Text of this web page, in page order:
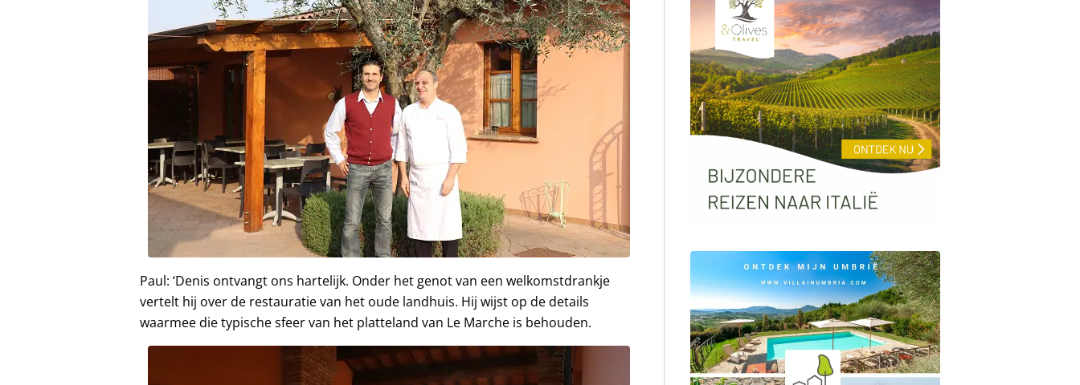
Paul: ‘Denis ontvangt ons hartelijk. Onder het genot van een welkomstdrankje
vertelt hij over de restauratie van het oude landhuis. Hij wijst op de details
waarmee die typische sfeer van het platteland van Le Marche is behouden.